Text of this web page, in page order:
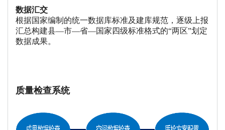
数据汇交
根据国家编制的统一数据库标准及建库规范，逐级上报
汇总构建县—市—省—国家四级标准格式的“两区”划定
数据成果。
质量检查系统